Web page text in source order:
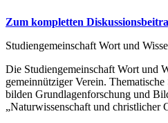
Zum kompletten
Studiengemeinschaft Wort und
Die Studiengemeinschaft Wort und
gemeinnütziger Verein.
bilden Grundlagenforschung und
„Naturwissenschaft und christlicher